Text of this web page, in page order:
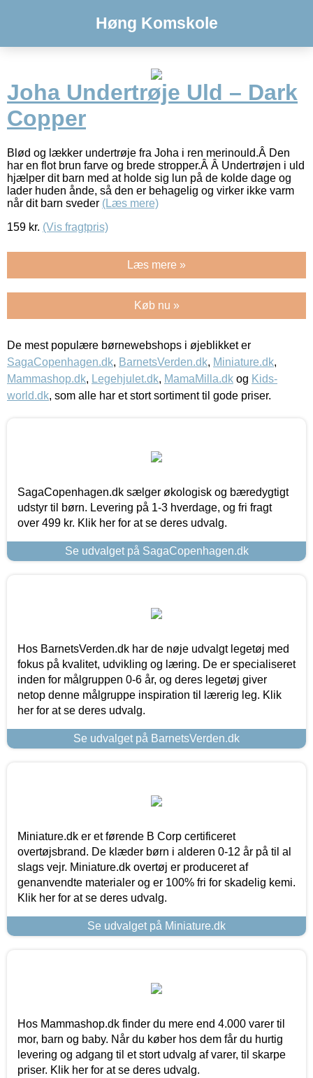
Høng Komskole
Joha Undertrøje Uld – Dark
Copper
Blød og lækker undertrøje fra Joha i ren merinould.Â Den
har en flot brun farve og brede stropper.Â Â Undertrøjen i uld
hjælper dit barn med at holde sig lun på de kolde dage og
lader huden ånde, så den er behagelig og virker ikke varm
når dit barn sveder (Læs mere)
159 kr. (Vis fragtpris)
Læs mere »
Køb nu »
De mest populære børnewebshops i øjeblikket er
SagaCopenhagen.dk, BarnetsVerden.dk, Miniature.dk,
Mammashop.dk, Legehjulet.dk, MamaMilla.dk og Kids-
world.dk, som alle har et stort sortiment til gode priser.
SagaCopenhagen.dk sælger økologisk og bæredygtigt
udstyr til børn. Levering på 1-3 hverdage, og fri fragt
over 499 kr. Klik her for at se deres udvalg.
Se udvalget på SagaCopenhagen.dk
Hos BarnetsVerden.dk har de nøje udvalgt legetøj med
fokus på kvalitet, udvikling og læring. De er specialiseret
inden for målgruppen 0-6 år, og deres legetøj giver
netop denne målgruppe inspiration til lærerig leg. Klik
her for at se deres udvalg.
Se udvalget på BarnetsVerden.dk
Miniature.dk er et førende B Corp certificeret
overtøjsbrand. De klæder børn i alderen 0-12 år på til al
slags vejr. Miniature.dk overtøj er produceret af
genanvendte materialer og er 100% fri for skadelig kemi.
Klik her for at se deres udvalg.
Se udvalget på Miniature.dk
Hos Mammashop.dk finder du mere end 4.000 varer til
mor, barn og baby. Når du køber hos dem får du hurtig
levering og adgang til et stort udvalg af varer, til skarpe
priser. Klik her for at se deres udvalg.